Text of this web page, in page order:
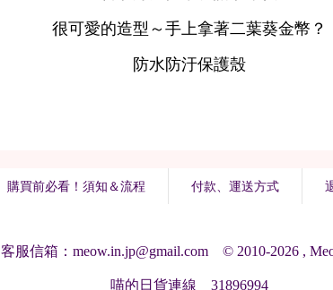
購買前必看！須知＆流程 付款、運送方式
客服信箱：meow.in.jp@gmail.com © 2010-2026 ,
喵的日貨連線 31896994